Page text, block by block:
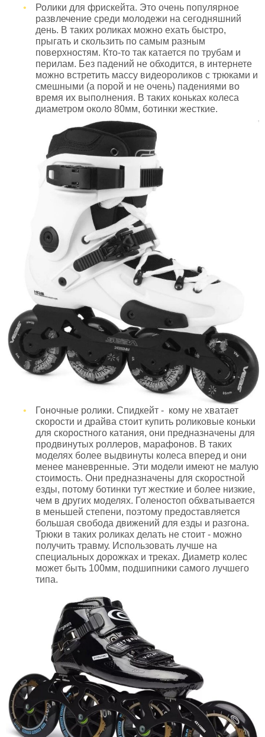
Ролики для фрискейта. Это очень популярное
развлечение среди молодежи на сегодняшний
день. В таких роликах можно ехать быстро,
прыгать и скользить по самым разным
поверхностям. Кто-то так катается по трубам и
перилам. Без падений не обходится, в интернете
можно встретить массу видеороликов с трюками и
смешными (а порой и не очень) падениями во
время их выполнения. В таких коньках колеса
диаметром около 80мм, ботинки жесткие.
Гоночные ролики. Спидкейт - кому не хватает
скорости и драйва стоит купить роликовые коньки
для скоростного катания, они предназначены для
продвинутых роллеров, марафонов. В таких
моделях более выдвинуты колеса вперед и они
менее маневренные. Эти модели имеют не малую
стоимость. Они предназначены для скоростной
езды, потому ботинки тут жесткие и более низкие,
чем в других моделях. Голеностоп обхватывается
в меньшей степени, поэтому предоставляется
большая свобода движений для езды и разгона.
Трюки в таких роликах делать не стоит - можно
получить травму. Использовать лучше на
специальных дорожках и треках. Диаметр колес
может быть 100мм, подшипники самого лучшего
типа.